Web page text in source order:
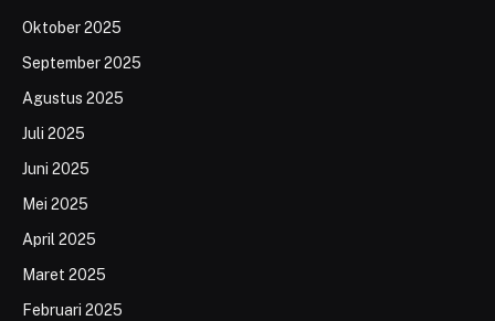
Oktober 2025
September 2025
Agustus 2025
Juli 2025
Juni 2025
Mei 2025
April 2025
Maret 2025
Februari 2025